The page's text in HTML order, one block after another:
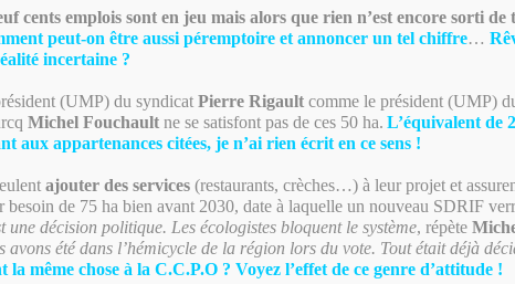
cents emplois sont en jeu mais alors que rien n’est encore sorti de
peut-on être aussi péremptoire et annoncer un tel chiffre…
incertaine ?
(UMP) du syndicat Pierre Rigault comme le président (UMP)
Michel Fouchault ne se satisfont pas de ces 50 ha. L’équivalent de
aux appartenances citées, je n’ai rien écrit en ce sens !
ajouter des services (restaurants, crèches…) à leur projet et
besoin de 75 ha bien avant 2030, date à laquelle un nouveau SDRIF
une décision politique. Les écologistes bloquent le système, répète
avons été dans l’hémicycle de la région lors du vote. Tout était déjà
la même chose à la C.C.P.O ? Voyez l’effet de ce genre d’attitude !